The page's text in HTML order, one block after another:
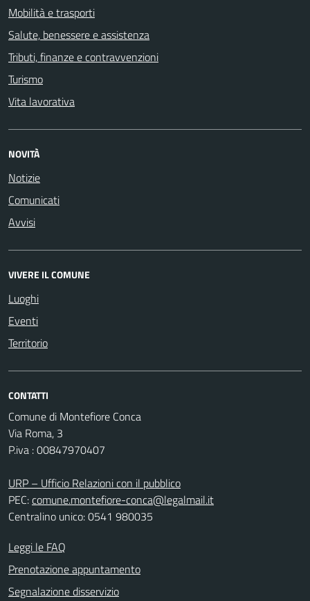
Mobilità e trasporti
Salute, benessere e assistenza
Tributi, finanze e contravvenzioni
Turismo
Vita lavorativa
NOVITÀ
Notizie
Comunicati
Avvisi
VIVERE IL COMUNE
Luoghi
Eventi
Territorio
CONTATTI
Comune di Montefiore Conca
Via Roma, 3
P.iva : 00847970407
URP – Ufficio Relazioni con il pubblico
PEC:comune.montefiore-conca@legalmail.it
Centralino unico: 0541 980035
Leggi le FAQ
Prenotazione appuntamento
Segnalazione disservizio